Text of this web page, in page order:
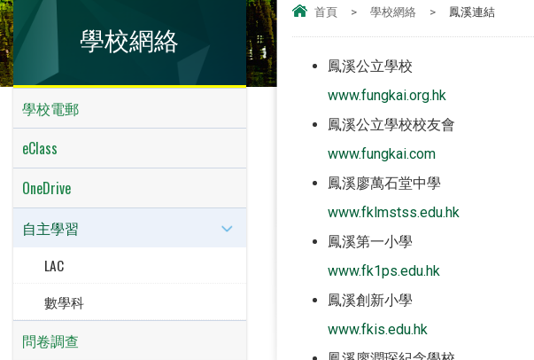
首頁 > 學校網絡 > 鳳溪連結
鳳溪公立學校
www.fungkai.org.hk
鳳溪公立學校校友會
www.fungkai.com
鳳溪廖萬石堂中學
www.fklmstss.edu.hk
鳳溪第一小學
www.fk1ps.edu.hk
鳳溪創新小學
www.fkis.edu.hk
學校網絡
學校電郵
eClass
OneDrive
自主學習
LAC
數學科
問卷調查